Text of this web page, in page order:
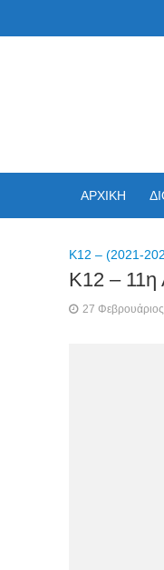
ΑΡΧΙΚΗ
K12 – (2021-
Κ12 –
27